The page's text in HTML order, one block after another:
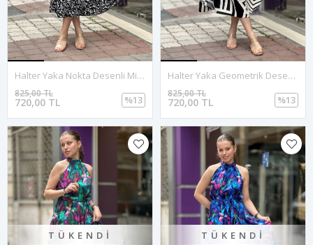
Halter Yaka Nokta Desenli Midi Boy Elbise-Siyah
720,00 TL
825,00 TL
%13
Halter Yaka Geometrik Desenli Midi Boy Elbise-Krem
720,00 TL
825,00 TL
%13
TÜKENDI TÜKENDI